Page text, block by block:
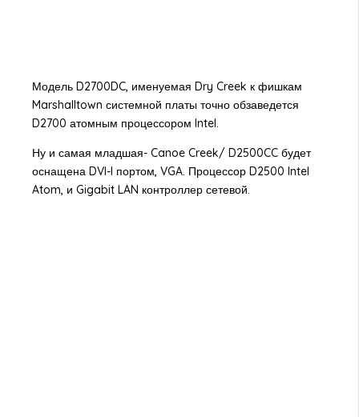
Модель D2700DC, именуемая Dry Creek к фишкам
Marshalltown системной платы точно обзаведется
D2700 атомным процессором Intel.
Ну и самая младшая- Canoe Creek/ D2500CC будет
оснащена DVI-I портом, VGA. Процессор D2500 Intel
Atom, и Gigabit LAN контроллер сетевой.